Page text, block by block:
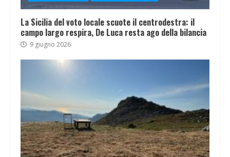
La Sicilia del voto locale scuote il centrodestra: il
campo largo respira, De Luca resta ago della bilancia
9 giugno 2026